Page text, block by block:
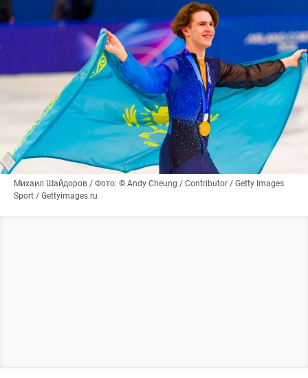
Михаил Шайдоров / Фото: © Andy Cheung / Contributor / Getty Images
Sport / Gettyimages.ru